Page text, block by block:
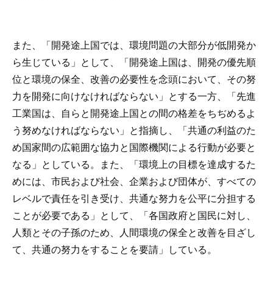
また、「開発途上国では、環境問題の大部分が低開発か
ら生じている」として、「開発途上国は、開発の優先順
位と環境の保全、改善の必要性を念頭において、その努
力を開発に向けなければならない」とする一方、「先進
工業国は、自らと開発途上国との間の格差をちぢめるよ
う努めなければならない」と指摘し、「共通の利益のた
め国家間の広範囲な協力と国際機関による行動が必要と
なる」としている。また、「環境上の目標を達成するた
めには、市民および社会、企業および団体が、すべての
レベルで責任を引き受け、共通な努力を公平に分担する
ことが必要である」として、「各国政府と国民に対し、
人類とその子孫のため、人間環境の保全と改善を目ざし
て、共通の努力をすることを要請」している。